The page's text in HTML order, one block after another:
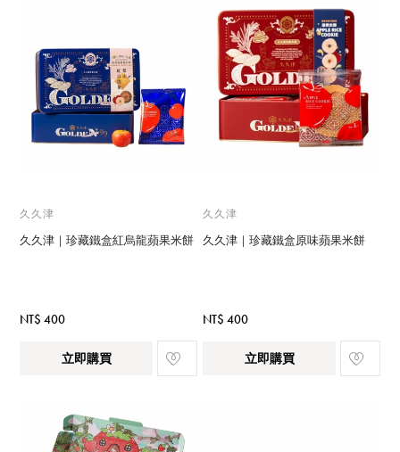
久久津
久久津｜珍藏鐵盒紅烏龍蘋果米餅
NT$ 400
立即購買
久久津
久久津｜珍藏鐵盒原味蘋果米餅
NT$ 400
立即購買